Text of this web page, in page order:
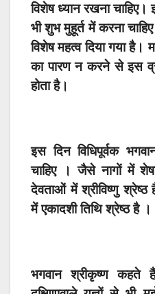
विशेष ध्यान रखना
भी शुभ मुहूर्त में करना
विशेष महत्व दिया गया है।
का पारण न करने से इस
होता है।
इस दिन विधिपूर्वक
चाहिए । जैसे नागों में
देवताओं में श्रीविष्णु श्रेष्ठ
में एकादशी तिथि श्रेष्ठ है ।
भगवान श्रीकृष्ण कहते